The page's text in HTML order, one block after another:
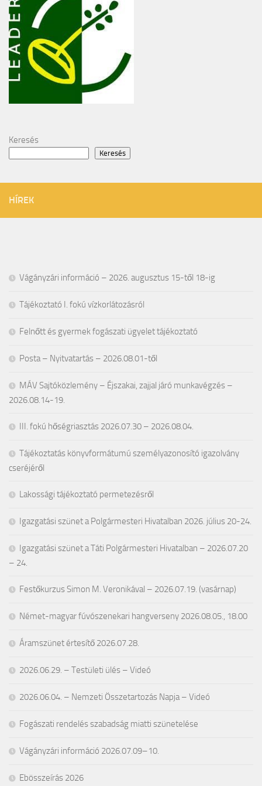
Keresés
Keresés
HÍREK
Vágányzári információ – 2026. augusztus 15-től 18-ig
Tájékoztató I. fokú vízkorlátozásról
Felnőtt és gyermek fogászati ügyelet tájékoztató
Posta – Nyitvatartás – 2026.08.01-től
MÁV Sajtóközlemény – Éjszakai, zajjal járó munkavégzés –
2026.08.14-19.
III. fokú hőségriasztás 2026.07.30 – 2026.08.04.
Tájékoztatás könyvformátumú személyazonosító igazolvány
cseréjéről
Lakossági tájékoztató permetezésről
Igazgatási szünet a Polgármesteri Hivatalban 2026. július 20-24.
Igazgatási szünet a Táti Polgármesteri Hivatalban – 2026.07.20
– 24.
Festőkurzus Simon M. Veronikával – 2026.07.19. (vasárnap)
Német-magyar fúvószenekari hangverseny 2026.08.05., 18.00
Áramszünet értesítő 2026.07.28.
2026.06.29. – Testületi ülés – Videó
2026.06.04. – Nemzeti Összetartozás Napja – Videó
Fogászati rendelés szabadság miatti szünetelése
Vágányzári információ 2026.07.09–10.
Ebösszeírás 2026